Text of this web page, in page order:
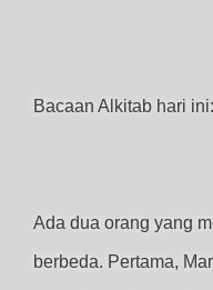
Bacaan Alkitab hari
Ada dua orang yang
berbeda. Pertama,